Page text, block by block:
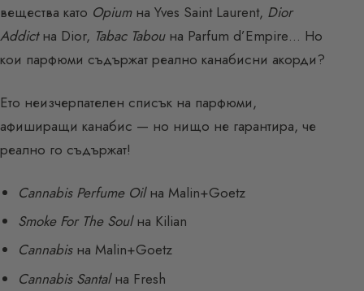
вещества като Opiumна Yves Saint Laurent, Dior
Addictна Dior, Tabac Tabouна Parfum d’Empire… Но
кои парфюми съдържат реално канабисни акорди?
Ето неизчерпателен списък на парфюми,
афиширащи канабис — но нищо не гарантира, че
реално го съдържат!
Cannabis Perfume Oilна Malin+Goetz
Smoke For The Soulна Kilian
Cannabisна Malin+Goetz
Cannabis Santalна Fresh